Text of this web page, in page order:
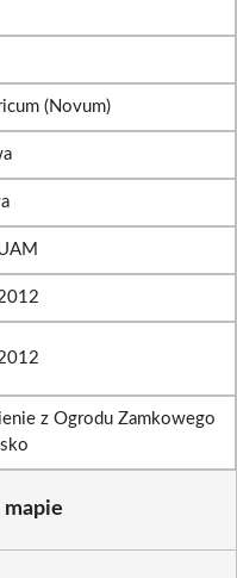
(Novum)
z Ogrodu Zamkowego
mapie